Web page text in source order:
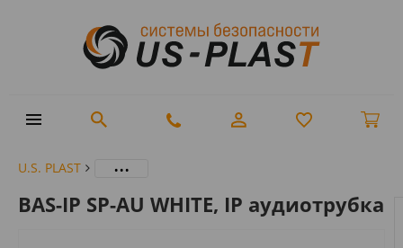
U.S. PLAST ...
BAS-IP SP-AU WHITE, IP аудиотрубка